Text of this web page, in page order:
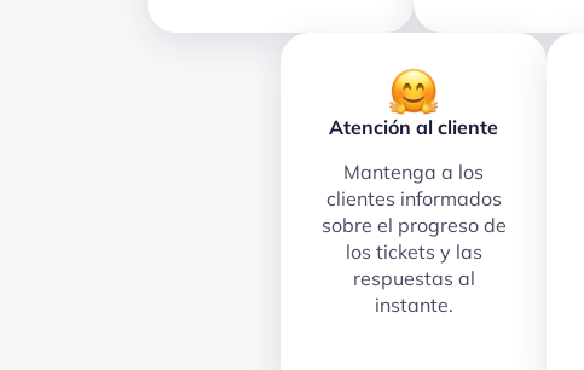
Atención al cliente
Mantenga a los
clientes informados
sobre el progreso de
los tickets y las
respuestas al
instante.